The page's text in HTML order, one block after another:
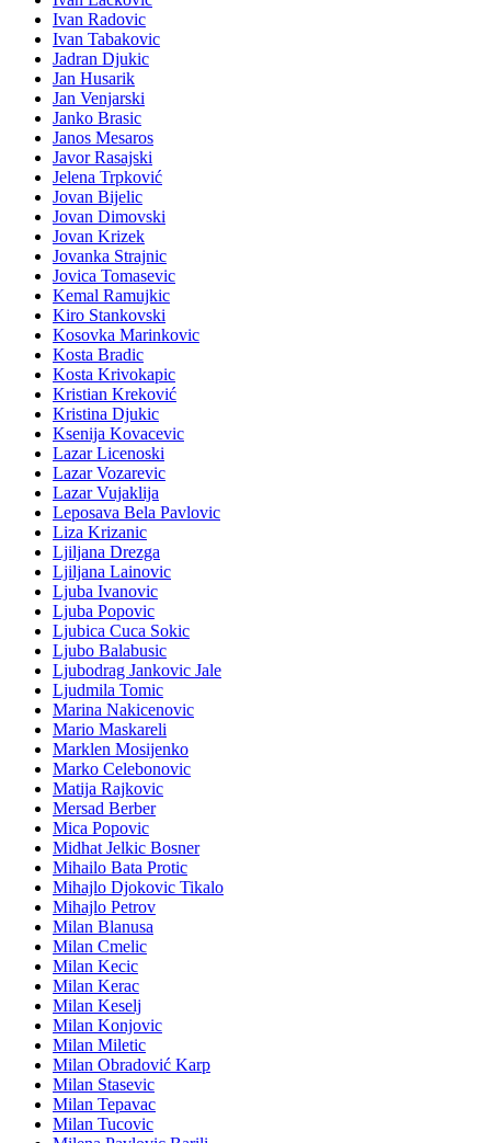
Ivan Radovic
Ivan Tabakovic
Jadran Djukic
Jan Husarik
Jan Venjarski
Janko Brasic
Janos Mesaros
Javor Rasajski
Jelena Trpković
Jovan Bijelic
Jovan Dimovski
Jovan Krizek
Jovanka Strajnic
Jovica Tomasevic
Kemal Ramujkic
Kiro Stankovski
Kosovka Marinkovic
Kosta Bradic
Kosta Krivokapic
Kristian Kreković
Kristina Djukic
Ksenija Kovacevic
Lazar Licenoski
Lazar Vozarevic
Lazar Vujaklija
Leposava Bela Pavlovic
Liza Krizanic
Ljiljana Drezga
Ljiljana Lainovic
Ljuba Ivanovic
Ljuba Popovic
Ljubica Cuca Sokic
Ljubo Balabusic
Ljubodrag Jankovic Jale
Ljudmila Tomic
Marina Nakicenovic
Mario Maskareli
Marklen Mosijenko
Marko Celebonovic
Matija Rajkovic
Mersad Berber
Mica Popovic
Midhat Jelkic Bosner
Mihailo Bata Protic
Mihajlo Djokovic Tikalo
Mihajlo Petrov
Milan Blanusa
Milan Cmelic
Milan Kecic
Milan Kerac
Milan Keselj
Milan Konjovic
Milan Miletic
Milan Obradović Karp
Milan Stasevic
Milan Tepavac
Milan Tucovic